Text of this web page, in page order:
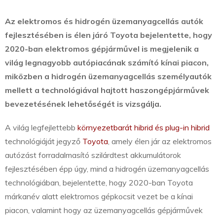
Az elektromos és hidrogén üzemanyagcellás autók
fejlesztésében is élen járó Toyota bejelentette, hogy
2020-ban elektromos gépjárművel is megjelenik a
világ legnagyobb autópiacának számító kínai piacon,
miközben a hidrogén üzemanyagcellás személyautók
mellett a technológiával hajtott haszongépjárművek
bevezetésének lehetőségét is vizsgálja.
A világ legfejlettebb környezetbarát hibrid és plug-in hibrid
technológiáját jegyző Toyota, amely élen jár az elektromos
autózást forradalmasító szilárdtest akkumulátorok
fejlesztésében épp úgy, mind a hidrogén üzemanyagcellás
technológiában, bejelentette, hogy 2020-ban Toyota
márkanév alatt elektromos gépkocsit vezet be a kínai
piacon, valamint hogy az üzemanyagcellás gépjárművek